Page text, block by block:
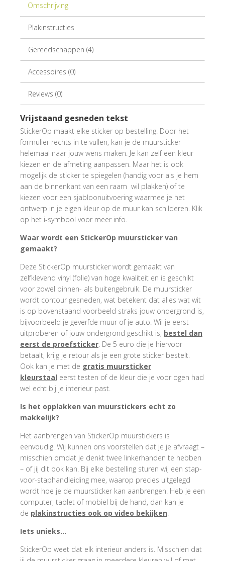
Omschrijving
Plakinstructies
Gereedschappen (4)
Accessoires (0)
Reviews (0)
Vrijstaand gesneden tekst
StickerOp maakt elke sticker op bestelling. Door het
formulier rechts in te vullen, kan je de muursticker
helemaal naar jouw wens maken. Je kan zelf een kleur
kiezen en de afmeting aanpassen. Maar het is ook
mogelijk de sticker te spiegelen (handig voor als je hem
aan de binnenkant van een raam wil plakken) of te
kiezen voor een sjabloonuitvoering waarmee je het
ontwerp in je eigen kleur op de muur kan schilderen. Klik
op het i-symbool voor meer info.
Waar wordt een StickerOp muursticker van
gemaakt?
Deze StickerOp muursticker wordt gemaakt van
zelfklevend vinyl (folie) van hoge kwaliteit en is geschikt
voor zowel binnen- als buitengebruik. De muursticker
wordt contour gesneden, wat betekent dat alles wat wit
is op bovenstaand voorbeeld straks jouw ondergrond is,
bijvoorbeeld je geverfde muur of je auto. Wil je eerst
uitproberen of jouw ondergrond geschikt is, bestel dan
eerst de proefsticker. De 5 euro die je hiervoor
betaalt, krijg je retour als je een grote sticker bestelt.
Ook kan je met de gratis muursticker
kleurstaal eerst testen of de kleur die je voor ogen had
wel echt bij je interieur past.
Is het opplakken van muurstickers echt zo
makkelijk?
Het aanbrengen van StickerOp muurstickers is
eenvoudig. Wij kunnen ons voorstellen dat je je afvraagt –
misschien omdat je denkt twee linkerhanden te hebben
– of jij dit ook kan. Bij elke bestelling sturen wij een stap-
voor-staphandleiding mee, waarop precies uitgelegd
wordt hoe je de muursticker kan aanbrengen. Heb je een
computer, tablet of mobiel bij de hand, dan kan je
de plakinstructies ook op video bekijken.
Iets unieks…
StickerOp weet dat elk interieur anders is. Misschien dat